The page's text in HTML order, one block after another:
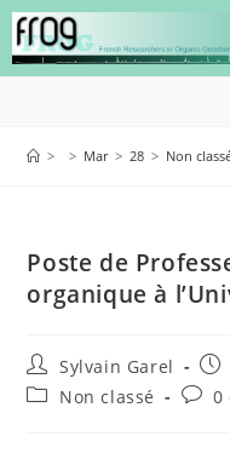
> > Mar > 28 > Non
Poste de
organique à
Sylvain Garel
Non classé
0